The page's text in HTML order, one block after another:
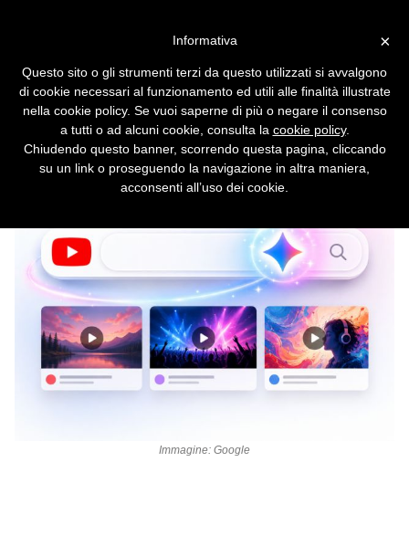
Ask YouTube
L'IA ridisegna la scoperta e la creazione dei
contenuti
Immagine: Google
×
Informativa
Questo sito o gli strumenti terzi da questo utilizzati si avvalgono
di cookie necessari al funzionamento ed utili alle finalità illustrate
nella cookie policy. Se vuoi saperne di più o negare il consenso
a tutti o ad alcuni cookie, consulta la cookie policy.
Chiudendo questo banner, scorrendo questa pagina, cliccando
su un link o proseguendo la navigazione in altra maniera,
acconsenti all’uso dei cookie.